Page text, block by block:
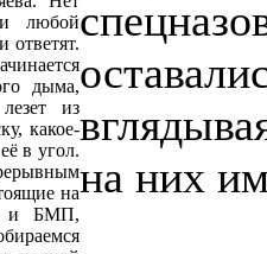
любой
ответят.
дыма,
из
какое-
в угол.
на
и БМП,
на них